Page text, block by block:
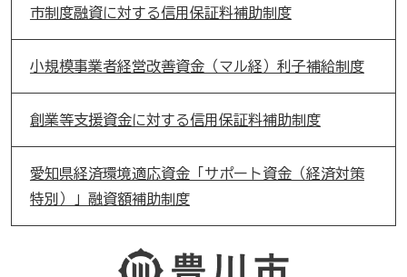
市制度融資に対する信用保証料補助制度
小規模事業者経営改善資金（マル経）利子補給制度
創業等支援資金に対する信用保証料補助制度
愛知県経済環境適応資金「サポート資金（経済対策
特別）」融資額補助制度